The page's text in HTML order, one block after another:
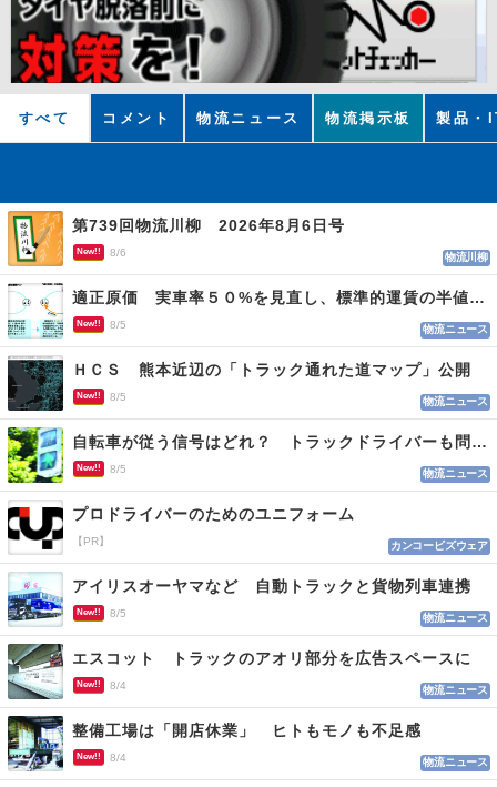
すべて コメント 物流ニュース 物流掲示板 製品・
第739回物流川柳 2026年8月6日号
New!! 8/6 物流川柳
適正原価 実車率５０%を見直し、標準的運賃の半値の恐れも
New!! 8/5 物流ニュース
ＨＣＳ 熊本近辺の「トラック通れた道マップ」公開
New!! 8/5 物流ニュース
自転車が従う信号はどれ？ トラックドライバーも問われる認識
New!! 8/5 物流ニュース
プロドライバーのためのユニフォーム
【PR】 カンコービズウェア
アイリスオーヤマなど 自動トラックと貨物列車連携
New!! 8/5 物流ニュース
エスコット トラックのアオリ部分を広告スペースに
New!! 8/4 物流ニュース
整備工場は「開店休業」 ヒトもモノも不足感
New!! 8/4 物流ニュース